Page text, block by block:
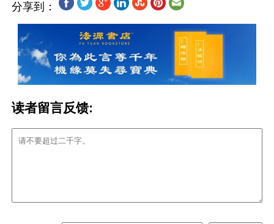
分享到：
读者留言反馈: